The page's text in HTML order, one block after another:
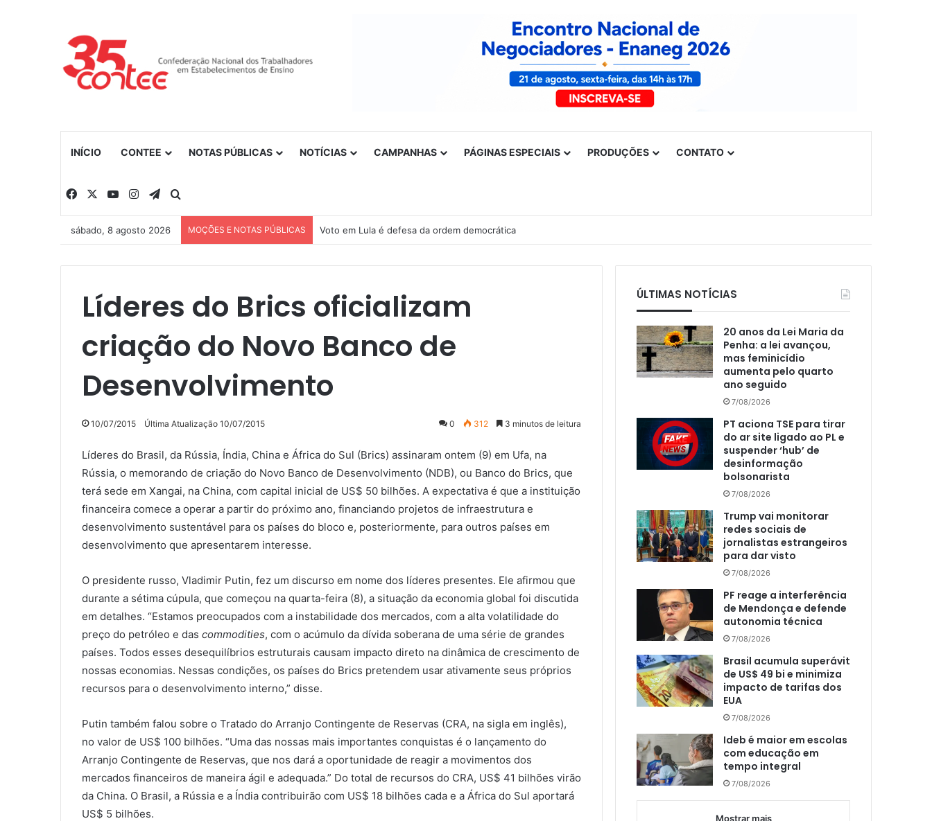
INÍCIO CONTEE NOTAS PÚBLICAS NOTÍCIAS CAMPANHAS PÁGINAS ESPECIAIS PRODUÇÕES CONTATO
Facebook YouTubeInstagramTelegram
sábado, 8 agosto 2026 MOÇÕES E NOTAS PÚBLICAS Voto em Lula é defesa da ordem democrática
Líderes do Brics oficializam
criação do Novo Banco de
Desenvolvimento
10/07/2015 Última Atualização 10/07/2015 0 312 3 minutos de leitura
Líderes do Brasil, da Rússia, Índia, China e África do Sul (Brics) assinaram ontem (9) em Ufa, na
Rússia, o memorando de criação do Novo Banco de Desenvolvimento (NDB), ou Banco do Brics, que
terá sede em Xangai, na China, com capital inicial de US$ 50 bilhões. A expectativa é que a instituição
financeira comece a operar a partir do próximo ano, financiando projetos de infraestrutura e
desenvolvimento sustentável para os países do bloco e, posteriormente, para outros países em
desenvolvimento que apresentarem interesse.
O presidente russo, Vladimir Putin, fez um discurso em nome dos líderes presentes. Ele afirmou que
durante a sétima cúpula, que começou na quarta-feira (8), a situação da economia global foi discutida
em detalhes. “Estamos preocupados com a instabilidade dos mercados, com a alta volatilidade do
preço do petróleo e das commodities, com o acúmulo da dívida soberana de uma série de grandes
países. Todos esses desequilíbrios estruturais causam impacto direto na dinâmica de crescimento de
nossas economias. Nessas condições, os países do Brics pretendem usar ativamente seus próprios
recursos para o desenvolvimento interno,” disse.
Putin também falou sobre o Tratado do Arranjo Contingente de Reservas (CRA, na sigla em inglês),
no valor de US$ 100 bilhões. “Uma das nossas mais importantes conquistas é o lançamento do
Arranjo Contingente de Reservas, que nos dará a oportunidade de reagir a movimentos dos
mercados financeiros de maneira ágil e adequada.” Do total de recursos do CRA, US$ 41 bilhões virão
da China. O Brasil, a Rússia e a Índia contribuirão com US$ 18 bilhões cada e a África do Sul aportará
US$ 5 bilhões.
ÚLTIMAS NOTÍCIAS
20 anos da Lei Maria da
Penha: a lei avançou,
mas feminicídio
aumenta pelo quarto
ano seguido
7/08/2026
PT aciona TSE para tirar
do ar site ligado ao PL e
suspender ‘hub’ de
desinformação
bolsonarista
7/08/2026
Trump vai monitorar
redes sociais de
jornalistas estrangeiros
para dar visto
7/08/2026
PF reage a interferência
de Mendonça e defende
autonomia técnica
7/08/2026
Brasil acumula superávit
de US$ 49 bi e minimiza
impacto de tarifas dos
EUA
7/08/2026
Ideb é maior em escolas
com educação em
tempo integral
7/08/2026
Mostrar mais